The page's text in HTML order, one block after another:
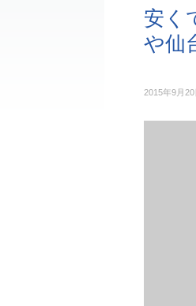
安く
や仙
2015年9月